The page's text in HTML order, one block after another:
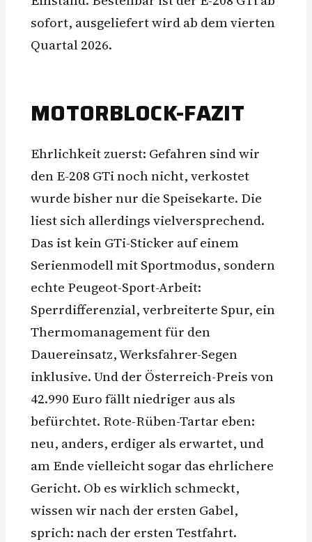
sofort, ausgeliefert wird ab dem vierten
Quartal 2026.
MOTORBLOCK-FAZIT
Ehrlichkeit zuerst: Gefahren sind wir
den E-208 GTi noch nicht, verkostet
wurde bisher nur die Speisekarte. Die
liest sich allerdings vielversprechend.
Das ist kein GTi-Sticker auf einem
Serienmodell mit Sportmodus, sondern
echte Peugeot-Sport-Arbeit:
Sperrdifferenzial, verbreiterte Spur, ein
Thermomanagement für den
Dauereinsatz, Werksfahrer-Segen
inklusive. Und der Österreich-Preis von
42.990 Euro fällt niedriger aus als
befürchtet. Rote-Rüben-Tartar eben:
neu, anders, erdiger als erwartet, und
am Ende vielleicht sogar das ehrlichere
Gericht. Ob es wirklich schmeckt,
wissen wir nach der ersten Gabel,
sprich: nach der ersten Testfahrt.